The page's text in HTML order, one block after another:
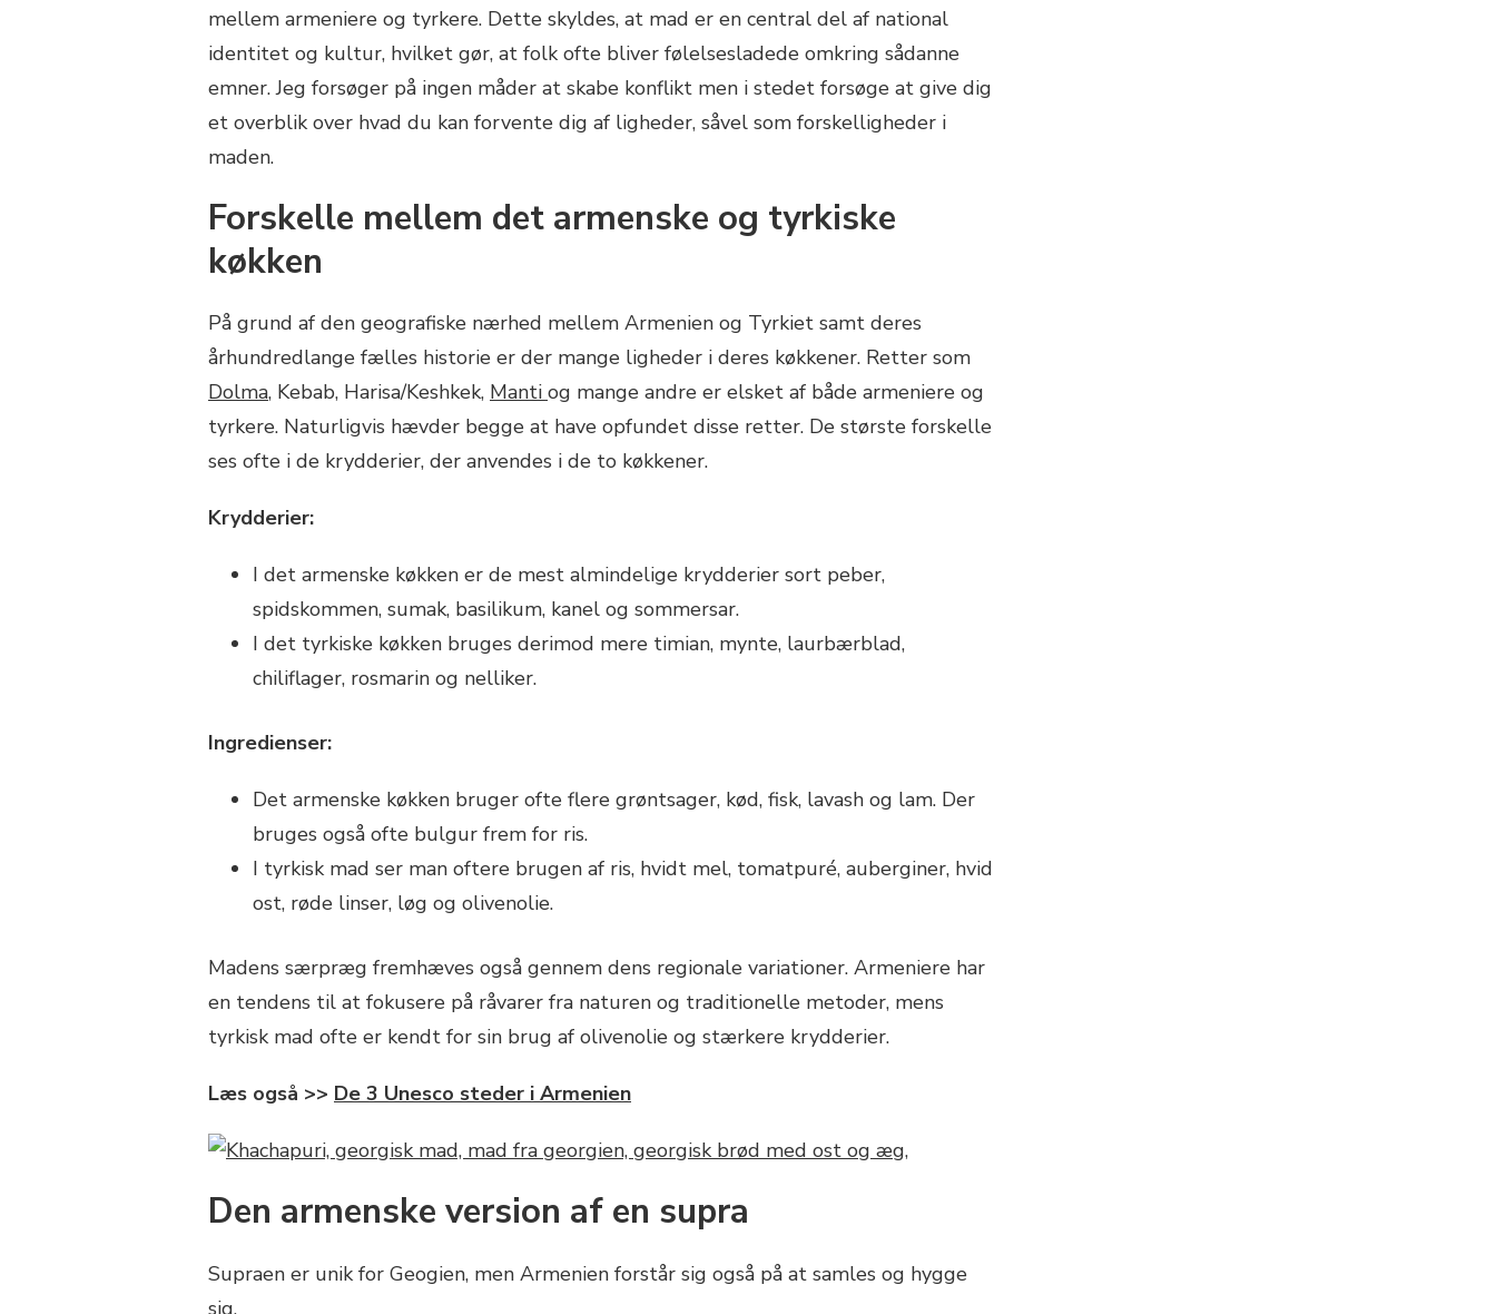
mellem armeniere og tyrkere. Dette skyldes, at mad er en central del af national
identitet og kultur, hvilket gør, at folk ofte bliver følelsesladede omkring sådanne
emner. Jeg forsøger på ingen måder at skabe konflikt men i stedet forsøge at give dig
et overblik over hvad du kan forvente dig af ligheder, såvel som forskelligheder i
maden.
Forskelle mellem det armenske og tyrkiske
køkken
På grund af den geografiske nærhed mellem Armenien og Tyrkiet samt deres
århundredlange fælles historie er der mange ligheder i deres køkkener. Retter som
Dolma, Kebab, Harisa/Keshkek, Manti og mange andre er elsket af både armeniere og
tyrkere. Naturligvis hævder begge at have opfundet disse retter. De største forskelle
ses ofte i de krydderier, der anvendes i de to køkkener.
Krydderier:
I det armenske køkken er de mest almindelige krydderier sort peber,
spidskommen, sumak, basilikum, kanel og sommersar.
I det tyrkiske køkken bruges derimod mere timian, mynte, laurbærblad,
chiliflager, rosmarin og nelliker.
Ingredienser:
Det armenske køkken bruger ofte flere grøntsager, kød, fisk, lavash og lam. Der
bruges også ofte bulgur frem for ris.
I tyrkisk mad ser man oftere brugen af ris, hvidt mel, tomatpuré, auberginer, hvid
ost, røde linser, løg og olivenolie.
Madens særpræg fremhæves også gennem dens regionale variationer. Armeniere har
en tendens til at fokusere på råvarer fra naturen og traditionelle metoder, mens
tyrkisk mad ofte er kendt for sin brug af olivenolie og stærkere krydderier.
Læs også >> De 3 Unesco steder i Armenien
Den armenske version af en supra
Supraen er unik for Geogien, men Armenien forstår sig også på at samles og hygge
sig.